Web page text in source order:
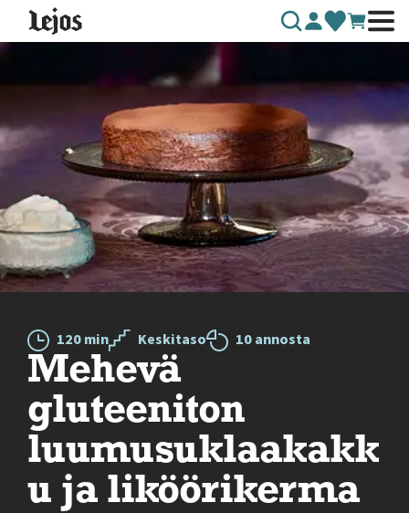
Siirry sisältöön
120 min Keskitaso 10 annosta
Mehevä
gluteeniton
luumusuklaakakk
u ja liköörikerma